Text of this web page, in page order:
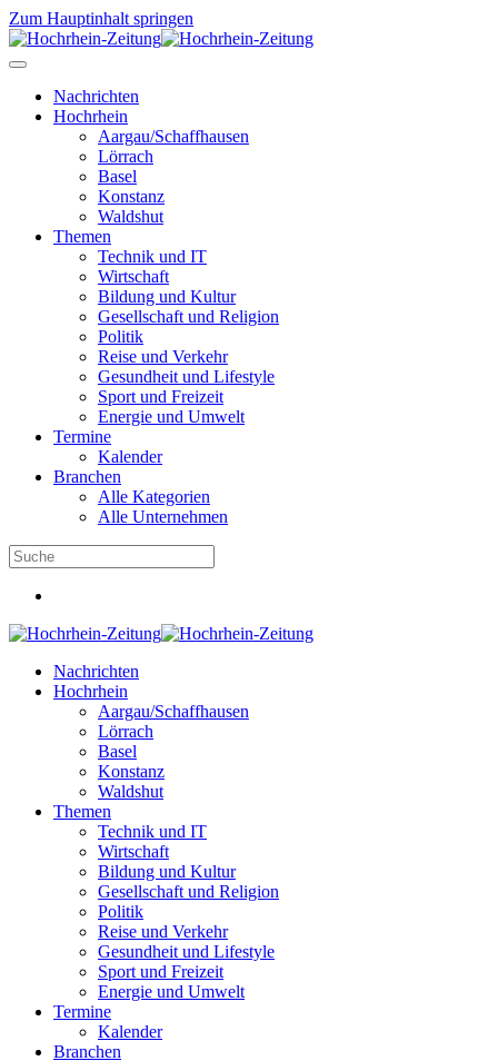
Zum Hauptinhalt springen
Nachrichten
Hochrhein
Aargau/Schaffhausen
Lörrach
Basel
Konstanz
Waldshut
Themen
Technik und IT
Wirtschaft
Bildung und Kultur
Gesellschaft und Religion
Politik
Reise und Verkehr
Gesundheit und Lifestyle
Sport und Freizeit
Energie und Umwelt
Termine
Kalender
Branchen
Alle Kategorien
Alle Unternehmen
Nachrichten
Hochrhein
Aargau/Schaffhausen
Lörrach
Basel
Konstanz
Waldshut
Themen
Technik und IT
Wirtschaft
Bildung und Kultur
Gesellschaft und Religion
Politik
Reise und Verkehr
Gesundheit und Lifestyle
Sport und Freizeit
Energie und Umwelt
Termine
Kalender
Branchen